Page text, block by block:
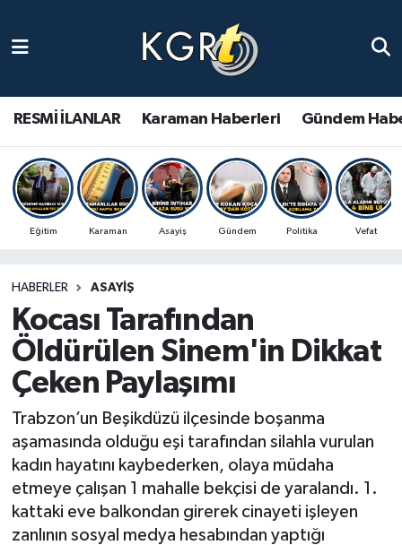
RESMİ İLANLAR Karaman Haberleri Gündem
Eğitim Karaman Asayiş Gündem Politika Vefat
HABERLER ASAYIŞ
Kocası Tarafından
Öldürülen Sinem'in Dikkat
Çeken Paylaşımı
Trabzon’un Beşikdüzü ilçesinde boşanma
aşamasında olduğu eşi tarafından silahla vurulan
kadın hayatını kaybederken, olaya müdaha
etmeye çalışan 1 mahalle bekçisi de yaralandı. 1.
kattaki eve balkondan girerek cinayeti işleyen
zanlının sosyal medya hesabından yaptığı
Gündem Haberleri
Güncel Haberler
Spor Haberleri
Ulusal Haberler
Vefat Edenler